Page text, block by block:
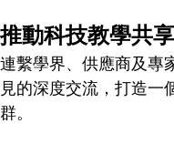
推動科技教學共享
連繫學界、供應商及專
見的深度交流，打造一
群。